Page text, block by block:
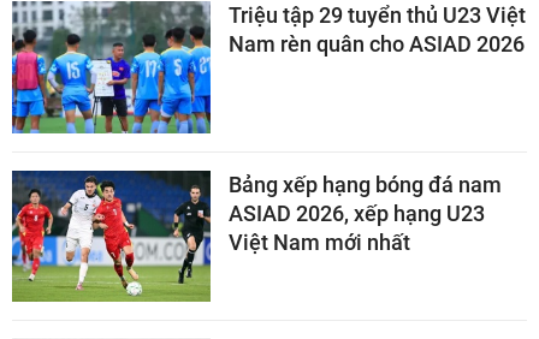
Triệu tập 29 tuyển thủ U23 Việt
Nam rèn quân cho ASIAD 2026
Bảng xếp hạng bóng đá nam
ASIAD 2026, xếp hạng U23
Việt Nam mới nhất